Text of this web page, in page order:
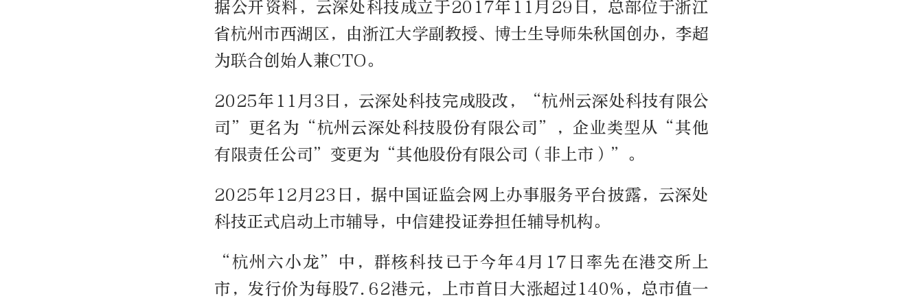
据公开资料，云深处科技成立于2017年11月29日，总部位于浙江
省杭州市西湖区，由浙江大学副教授、博士生导师朱秋国创办，李超
为联合创始人兼CTO。
2025年11月3日，云深处科技完成股改，“杭州云深处科技有限公
司”更名为“杭州云深处科技股份有限公司”，企业类型从“其他
有限责任公司”变更为“其他股份有限公司（非上市）”。
2025年12月23日，据中国证监会网上办事服务平台披露，云深处
科技正式启动上市辅导，中信建投证券担任辅导机构。
“杭州六小龙”中，群核科技已于今年4月17日率先在港交所上
市，发行价为每股7.62港元，上市首日大涨超过140%，总市值一